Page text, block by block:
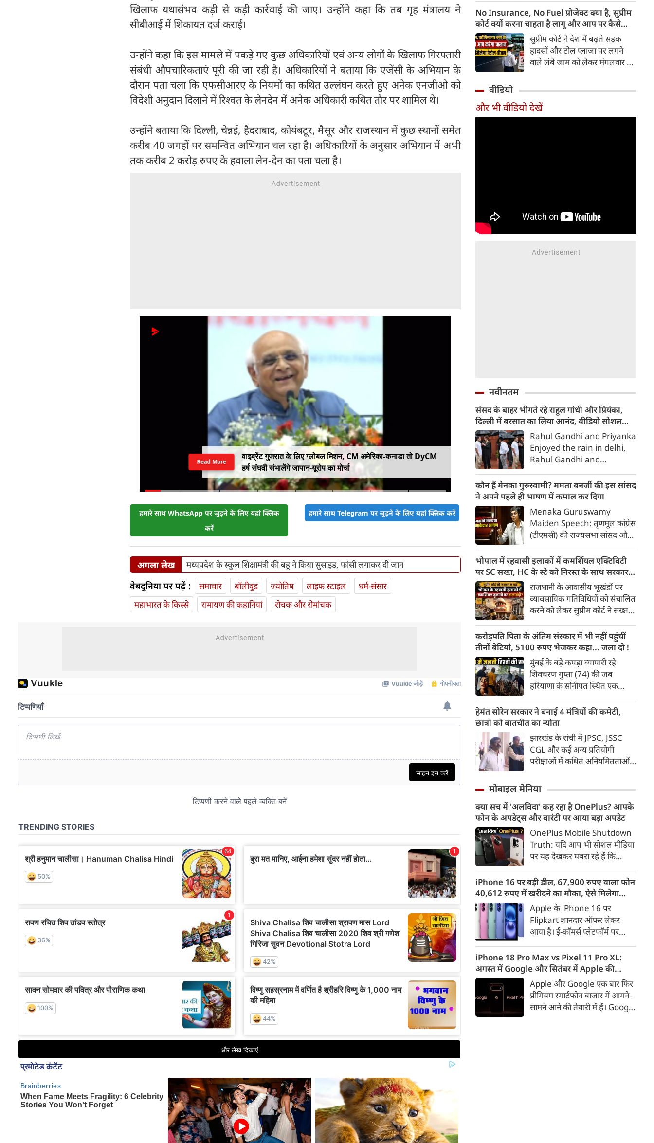
खिलाफ यथासंभव कड़ी से कड़ी कार्रवाई की जाए। उन्होंने कहा कि तब गृह मंत्रालय ने
सीबीआई में शिकायत दर्ज कराई।
उन्होंने कहा कि इस मामले में पकड़े गए कुछ अधिकारियों एवं अन्य लोगों के खिलाफ गिरफ्तारी
संबंधी औपचारिकताएं पूरी की जा रही है। अधिकारियों ने बताया कि एजेंसी के अभियान के
दौरान पता चला कि एफसीआरए के नियमों का कथित उल्लंघन करते हुए अनेक एनजीओ को
विदेशी अनुदान दिलाने में रिश्वत के लेनदेन में अनेक अधिकारी कथित तौर पर शामिल थे।
उन्होंने बताया कि दिल्ली, चेन्नई, हैदराबाद, कोयंबटूर, मैसूर और राजस्थान में कुछ स्थानों समेत
करीब 40 जगहों पर समन्वित अभियान चल रहा है। अधिकारियों के अनुसार अभियान में अभी
तक करीब 2 करोड़ रुपए के हवाला लेन-देन का पता चला है।
वाइब्रेंट गुजरात के लिए ग्लोबल मिशन, CM अमेरिका-कनाडा तो DyCM
हर्ष संघवी संभालेंगे जापान-यूरोप का मोर्चा
Read More
हमारे साथ WhatsApp पर जुड़ने के लिए यहां क्लिक
करें
हमारे साथ Telegram पर जुड़ने के लिए यहां क्लिक करें
अगला लेख मध्यप्रदेश के स्कूल शिक्षामंत्री की बहू ने किया सुसाइड, फांसी लगाकर दी जान
वेबदुनिया पर पढ़ें : समाचार बॉलीवुड ज्योतिष लाइफ स्‍टाइल
धर्म-संसार
महाभारत के किस्से
रामायण की कहानियां रोचक और रोमांचक
नहीं बनाई है। मंत्रालय ने यह भी स्पष्ट
किया कि Flex-Fuel और Electric
Vehicles को प्रोत्साहित करने को
लेकर उसने फिलहाल कोई अलग
अध्ययन नहीं कराया है।
दी। कोर्ट ने कहा कि युवा छात्रों के
विरोध प्रदर्शन के दौरान हिंसा रोकने के
लिए अगर हिंसक तरीके अपनाए गए,
तो इससे स्थिति और बिगड़ सकती है।
No Insurance, No Fuel प्रोजेक्ट क्या है, सुप्रीम
कोर्ट क्यों करना चाहता है लागू और आप पर कैसे
पड़ेगा असर
सुप्रीम कोर्ट ने देश में बढ़ते सड़क
हादसों और टोल प्लाजा पर लगने
वाले लंबे जाम को लेकर मंगलवार को
निर्देश दिया है। इसके तहत पारंपरिक
टोल प्लाजा की जगह Automatic
वीडियो
और भी वीडियो देखें
नवीनतम
संसद के बाहर भीगते रहे राहुल गांधी और प्रियंका,
दिल्‍ली में बरसात का लिया आनंद, वीडियो सोशल
मीडिया में वायरल Rahul Gandhi and Priyanka
Enjoyed the rain in delhi,
Rahul Gandhi and
and Priyanka got drenched
outside Parliament;
enjoyed the rain in Delhi,
राहुल गांधी और प्रियंका
कौन हैं मेनका गुरुस्वामी? ममता बनर्जी की इस सांसद
ने अपने पहले ही भाषण में कमाल कर दिया
Menaka Guruswamy
Maiden Speech: तृणमूल कांग्रेस
(टीएमसी) की राज्यसभा सांसद और
मेनका गुरुस्वामी ने संसद में अपने
पहले भाषण (मेडन स्पीच) में ही
धमाल मचा दिया।
भोपाल में रहवासी इलाकों में कमर्शियल एक्टिविटी
पर SC सख्त, HC के स्टे को निरस्त के साथ सरकार
को फटकार, तलब की एक्शन रिपोर्ट
राजधानी के आवासीय भूखंडों पर
व्यावसायिक गतिविधियों को संचालित
करने को लेकर सुप्रीम कोर्ट ने सख्त
दौरान सुप्रीम कोर्ट ने राज्य सरकार की
ओर से 10 सदस्यीय समिति पर रोक
लगाते हुए इसे सुप्रीम कोर्ट के आदेश
पर हस्तक्षेप बताते हुए चेतावनी दी है
कि अगर भविष्य में सरकार या किसी
अधिकारी ने कोर्ट के आदेश में दखल
दिया तो अवमानना की कार्रवाई की
जाएगी। कोर्ट ने कहा कि पूरा मामला
उसकी निगरानी में है, इसलिए सरकार
समानांतर समिति नहीं बना सकती है।
सुप्रीम कोर्ट ने पूरे मामले पर अहम
टिप्पणी करते हुए कहा कि उसके
करोड़पति पिता के अंतिम संस्कार में भी नहीं पहुंचीं
तीनों बेटियां, 5100 रुपए भेजकर कहा... जला दो !
मुंबई के बड़े कपड़ा व्यापारी रहे
शिवचरण गुप्ता (74) की जब
हरियाणा के सोनीपत स्थित एक
बेटियों में से एक भी अंतिम वक्‍त में
उनके पास नहीं पहुंची, किसी ने दूर
रहने की बात कहकर तो किसी ने
फुरसत नहीं होने की बात कहकर टाल
दिया। हां इतना जरूर किया कि पिता
के अंतिम संस्‍कार के लिए 5100
कि पिताजी को जला दो।
हेमंत सोरेन सरकार ने बनाई 4 मंत्रियों की कमेटी,
छात्रों को बातचीत का न्योता
झारखंड के रांची में JPSC, JSSC
CGL और कई अन्य प्रतियोगी
परीक्षाओं में कथित अनियमितताओं
जारी रखे हुए हैं। इस बीच राज्य की
लिए 4 मंत्रियों की कमेटी बनाई है।
मोबाइल मेनिया
क्या सच में 'अलविदा' कह रहा है OnePlus? आपके
फोन के अपडेट्स और वारंटी पर आया बड़ा अपडेट
OnePlus Mobile Shutdown
Truth: यदि आप भी सोशल मीडिया
पर यह देखकर घबरा रहे हैं कि
तो थोड़ा ठहरिए! टेक वर्ल्ड में किसी
समय 'फ्लैगशिप किलर' के नाम से
मशहूर इस ब्रांड को लेकर इंटरनेट पर
लगातार कयासबाजी का दौर जारी है।
iPhone 16 पर बड़ी डील, 67,900 रुपए वाला फोन
40,612 रुपए में खरीदने का मौका, ऐसे मिलेगा
डिस्काउंट
Apple के iPhone 16 पर
Flipkart शानदार ऑफर लेकर
आया है। ई-कॉमर्स प्लेटफॉर्म पर
कीमत सीधे डिस्काउंट के बाद
67,900 रुपए हो गई है। वहीं, अगर
ग्राहक एक्सचेंज ऑफर और चुनिंदा
बैंक कार्ड के डिस्काउंट का फायदा
उठाते हैं, तो इस फोन को प्रभावी तौर
पर सिर्फ 40,612 रुप में खरीदा जा
iPhone 18 Pro Max vs Pixel 11 Pro XL:
अगस्त में Google और सितंबर में Apple की
टक्कर, जानें कौन होगा सबसे दमदार?
Apple और Google एक बार फिर
प्रीमियम स्मार्टफोन बाजार में आमने-
सामने आने की तैयारी में हैं। Google